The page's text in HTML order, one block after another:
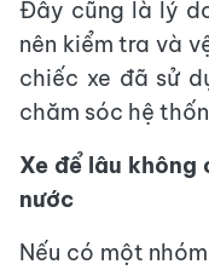
Đây cũng là lý
nên kiểm tra và
chiếc xe đã sử
chăm sóc hệ
Xe để lâu
nước
Nếu có một